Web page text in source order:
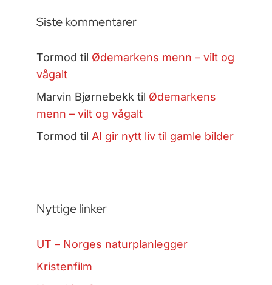
Siste kommentarer
Tormod til Ødemarkens menn – vilt og
vågalt
Marvin Bjørnebekktil Ødemarkens
menn – vilt og vågalt
Tormod til AI gir nytt liv til gamle bilder
Nyttige linker
UT – Norges naturplanlegger
Kristenfilm